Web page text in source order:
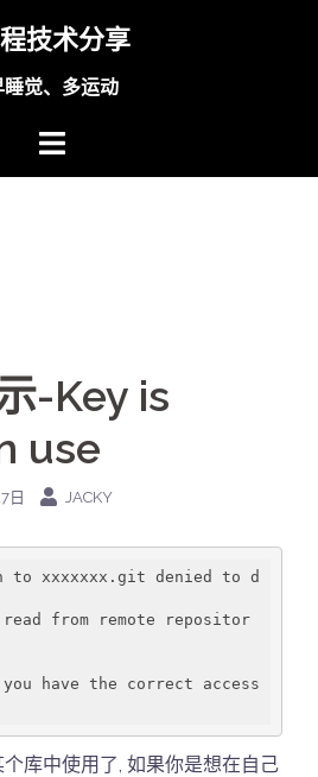
技术分享
睡觉、多运动
-Key is
use
日 JACKY
to xxxxxxx.git denied to d
from remote repositor
you have the correct access
库中使用了, 如果你是想在自己